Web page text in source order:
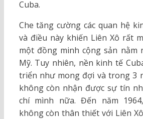
Cuba.
Che tăng cường các quan hệ
và điều này khiến Liên Xô rất
một đồng minh cộng sản nằm
Mỹ. Tuy nhiên, nền kinh tế
triển như mong đợi và trong 3
không còn nhận được sự tín
chí mình nữa. Đến năm
không còn thân thiết với Liên